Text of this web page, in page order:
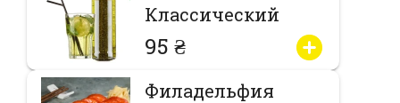
Классический
95 ₴
Филадельфия